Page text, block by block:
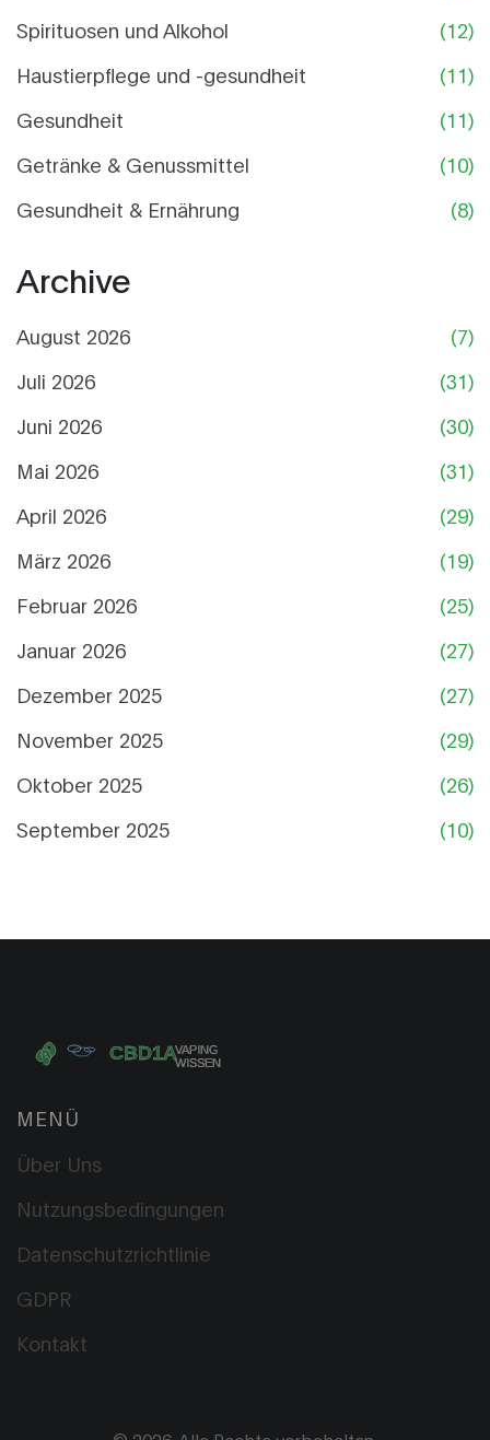
Spirituosen und Alkohol
(12)
Haustierpflege und -gesundheit
(11)
Gesundheit
(11)
Getränke & Genussmittel
(10)
Gesundheit & Ernährung
(8)
Archive
August 2026
(7)
Juli 2026
(31)
Juni 2026
(30)
Mai 2026
(31)
April 2026
(29)
März 2026
(19)
Februar 2026
(25)
Januar 2026
(27)
Dezember 2025
(27)
November 2025
(29)
Oktober 2025
(26)
September 2025
(10)
MENÜ
Über Uns
Nutzungsbedingungen
Datenschutzrichtlinie
GDPR
Kontakt